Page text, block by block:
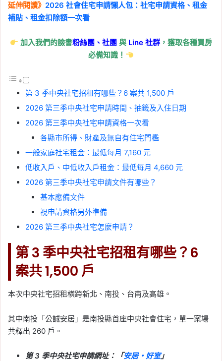
延伸閱讀》 2026 社會住宅申請懶人包：社宅申請資格、租金
補貼、租金扣除額一次看
加入我們的臉書粉絲團、社團與 Line社群 ，獲取各種買房
必備知識！
第 3 季中央社宅招租有哪些？6 案共 1,500 戶
2026 第三季中央社宅申請時間、抽籤及入住日期
2026 第三季中央社宅申請資格一次看
各縣市所得、財產及無自有住宅門檻
一般家庭社宅租金：最低每月 7,160 元
低收入戶、中低收入戶租金：最低每月 4,660 元
2026 第三季中央社宅申請文件有哪些？
基本應備文件
視申請資格另外準備
2026 第三季中央社宅怎麼申請？
第 3 季中央社宅招租有哪些？6
案共 1,500 戶
本次中央社宅招租橫跨新北、南投、台南及高雄。
其中南投「公誠安居」是南投縣首座中央社會住宅，單一案場
共釋出 260 戶。
第 3 季中央社宅申請網址：「安居・好室」